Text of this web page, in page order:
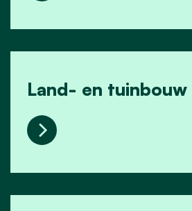
Land- en tuinbouw
Land- en tuinbouw